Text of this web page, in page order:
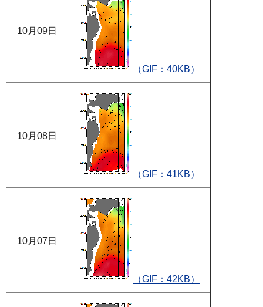
10月09日
（GIF：40KB）
10月08日
（GIF：41KB）
10月07日
（GIF：42KB）